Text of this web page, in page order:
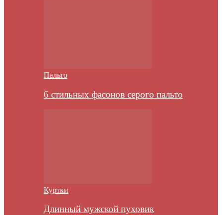
Пальто
6 стильных фасонов серого пальто
Куртки
Длинный мужской пуховик